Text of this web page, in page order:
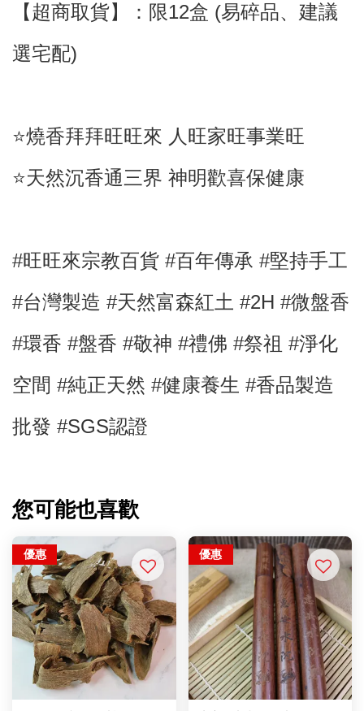
【超商取貨】
：限12盒 (易碎品、建議
選宅配)
⭐️燒香拜拜旺旺來 人旺家旺事業旺
⭐️天然沉香通三界 神明歡喜保健康
#旺旺來宗教百貨 #百年傳承 #堅持手工
#台灣製造 #天然富森紅土 #2H #微盤香
#環香 #盤香 #敬神 #禮佛 #祭祖 #淨化
空間 #純正天然 #健康養生 #香品製造
批發 #SGS認證
您可能也喜歡
優惠 優惠